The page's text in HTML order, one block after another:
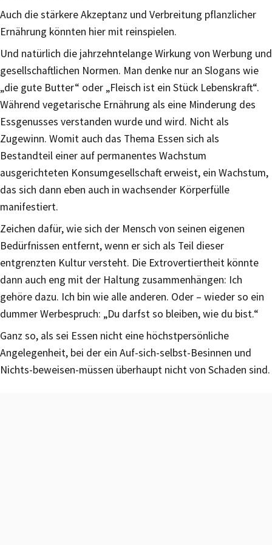
Auch die stärkere Akzeptanz und Verbreitung pflanzlicher
Ernährung könnten hier mit reinspielen.
Und natürlich die jahrzehntelange Wirkung von Werbung und
gesellschaftlichen Normen. Man denke nur an Slogans wie
„die gute Butter“ oder „Fleisch ist ein Stück Lebenskraft“.
Während vegetarische Ernährung als eine Minderung des
Essgenusses verstanden wurde und wird. Nicht als
Zugewinn. Womit auch das Thema Essen sich als
Bestandteil einer auf permanentes Wachstum
ausgerichteten Konsumgesellschaft erweist, ein Wachstum,
das sich dann eben auch in wachsender Körperfülle
manifestiert.
Zeichen dafür, wie sich der Mensch von seinen eigenen
Bedürfnissen entfernt, wenn er sich als Teil dieser
entgrenzten Kultur versteht. Die Extrovertiertheit könnte
dann auch eng mit der Haltung zusammenhängen: Ich
gehöre dazu. Ich bin wie alle anderen. Oder – wieder so ein
dummer Werbespruch: „Du darfst so bleiben, wie du bist.“
Ganz so, als sei Essen nicht eine höchstpersönliche
Angelegenheit, bei der ein Auf-sich-selbst-Besinnen und
Nichts-beweisen-müssen überhaupt nicht von Schaden sind.